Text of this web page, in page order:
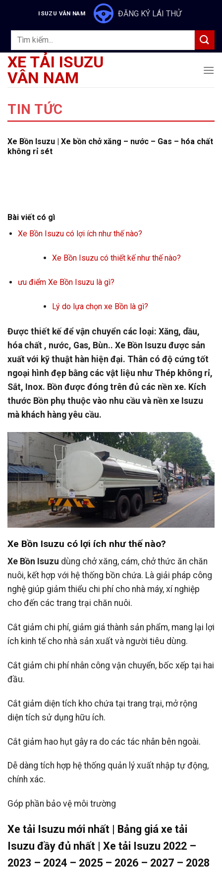
content
ISUZU VÂN NAM ĐĂNG KÝ LÁI THỬ
Tìm
XE TẢI ISUZU
VÂN NAM
TIN TỨC
Xe Bồn Isuzu | Xe bồn chở xăng – nước – Gas – hóa chất
không rỉ sét
Bài viết có gì
Xe Bồn Isuzu có lợi ích như thế nào?
Xe Bồn Isuzu có thiết kế như thế nào?
ưu điểm Xe Bồn Isuzu là gì?
Lý do lựa chọn xe Bồn là gì?
Được thiết kế để vận chuyển các loại: Xăng, dầu,
hóa chất , nước, Gas, Bùn.. Xe Bồn Isuzu được sản
xuất với kỹ thuật hàn hiện đại. Thân có độ cứng tốt
ngoại hình đẹp bằng các vật liệu như Thép không rỉ,
Sắt, Inox. Bồn được đóng trên đủ các nền xe. Kích
thước Bồn phụ thuộc vào nhu cầu và nền xe Isuzu
mà khách hàng yêu cầu.
Xe Bồn Isuzu có lợi ích như thế nào?
Xe Bồn Isuzu dùng chở xăng, cám, chở thức ăn chăn
nuôi, kết hợp với hệ thống bồn chứa. Là giải pháp công
nghệ giúp giảm thiểu chi phí cho nhà máy, xí nghiệp
cho đến các trang trại chăn nuôi.
Cắt giảm chi phí, giảm giá thành sản phẩm, mang lại lợi
ích kinh tế cho nhà sản xuất và người tiêu dùng.
Cắt giảm chi phí nhân công vận chuyển, bốc xếp tại hai
đầu.
Cắt giảm diện tích kho chứa tại trang trại, mở rộng
diện tích sử dụng hữu ích.
Cắt giảm hao hụt gây ra do các tác nhân bên ngoài.
Dễ dàng tích hợp hệ thống quản lý xuất nhập tự động,
chính xác.
Góp phần bảo vệ môi trường
Xe tải Isuzu mới nhất | Bảng giá xe tải
Isuzu đầy đủ nhất | Xe tải Isuzu 2022 –
2023 – 2024 – 2025 – 2026 – 2027 – 2028